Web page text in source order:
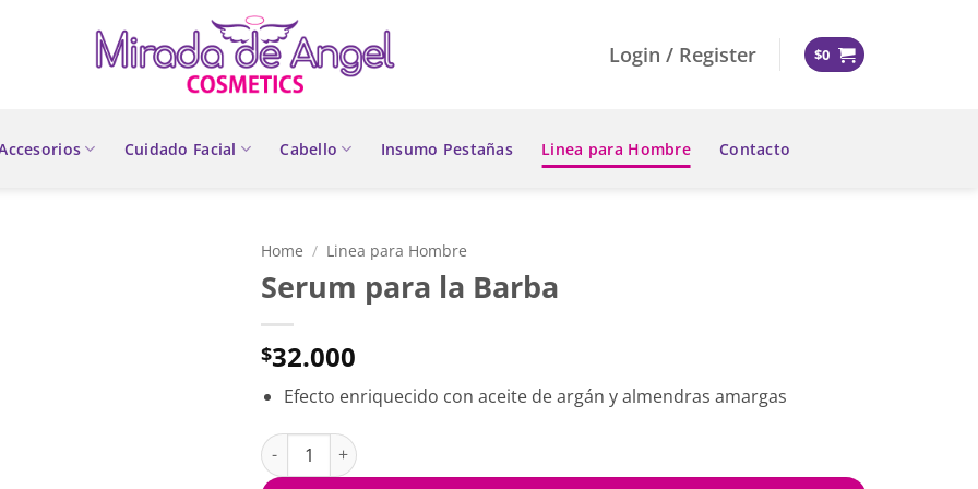
Login / Register $0
Cuidado Facial Cabello Insumo Pestañas Linea para Hombre Contacto
Home / Linea para Hombre
Serum para la Barba
$32.000
Efecto enriquecido con aceite de argán y almendras amargas
Serum para la Barba quantity